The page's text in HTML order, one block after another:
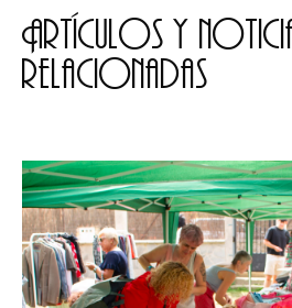
Artículos y
relacionadas